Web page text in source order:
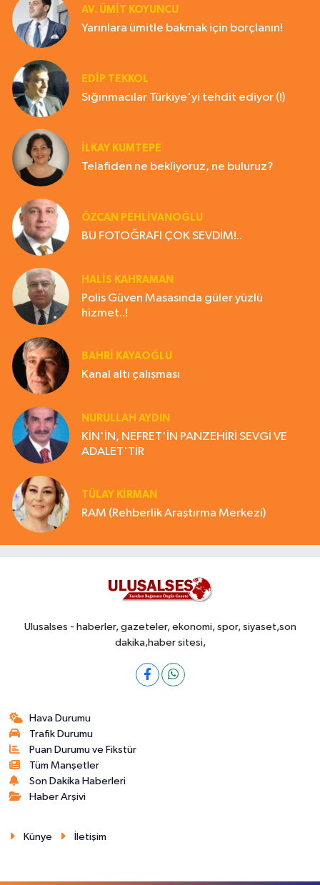
AV. ÜMIT KOYUNCU
Yarınlara ümitle bakmak için borçlanın!
EDIP TEKKOL
Sığınmacılar Türkiye'yi tehdit ediyor (!)
İLKAY KUMTEPE
Telafiden ne bekliyoruz, ne buluruz?
ÖZCAN PEHLİVANOĞLU
BU FOTOĞRAFI ÇOK SEVDİM!..
HALIS KAHRAMAN
Polis Güven Masasında güler yüzlü
hizmet..!
BAHRI KAYAOĞLU
Kanal altı çalışması
NURULLAH AYDIN
KİN'İN, NEFRET'İN PANZEHİRİ SEVGİ VE
ADALET'TİR
TÜLAY KİRMAN
RAM (Rehberlik Araştırma Merkezi)
Ulusalses - haberler, gazeteler, ekonomi, spor, siyaset,son
dakika,haber sitesi,
Hava Durumu
Trafik Durumu
Puan Durumu ve Fikstür
Tüm Manşetler
Son Dakika Haberleri
Haber Arşivi
Künye İletişim